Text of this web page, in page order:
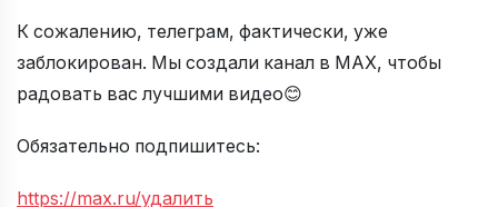
К сожалению, телеграм, фактически, уже
заблокирован. Мы создали канал в MAX, чтобы
радовать вас лучшими видео😊
Обязательно подпишитесь:
https://max.ru/удалить